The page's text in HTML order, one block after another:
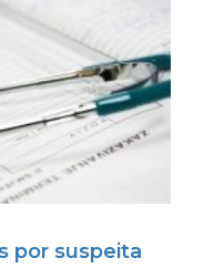
por suspeita